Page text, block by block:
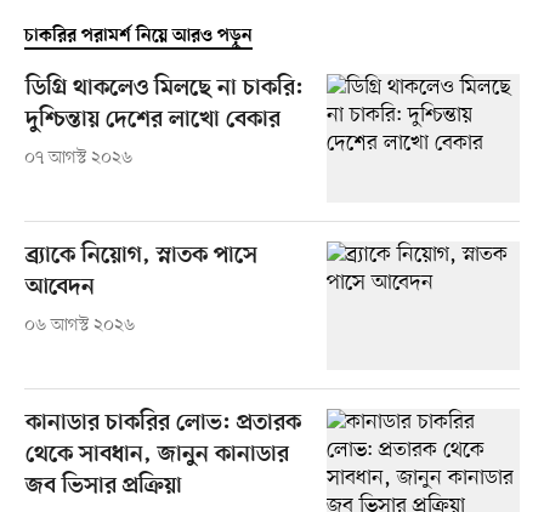
চাকরির পরামর্শ নিয়ে আরও পড়ুন
ডিগ্রি থাকলেও মিলছে না চাকরি:
দুশ্চিন্তায় দেশের লাখো বেকার
০৭ আগস্ট ২০২৬
ব্র্যাকে নিয়োগ, স্নাতক পাসে
আবেদন
০৬ আগস্ট ২০২৬
কানাডার চাকরির লোভ: প্রতারক
থেকে সাবধান, জানুন কানাডার
জব ভিসার প্রক্রিয়া